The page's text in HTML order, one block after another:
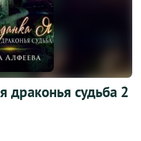
драконья судьба 2